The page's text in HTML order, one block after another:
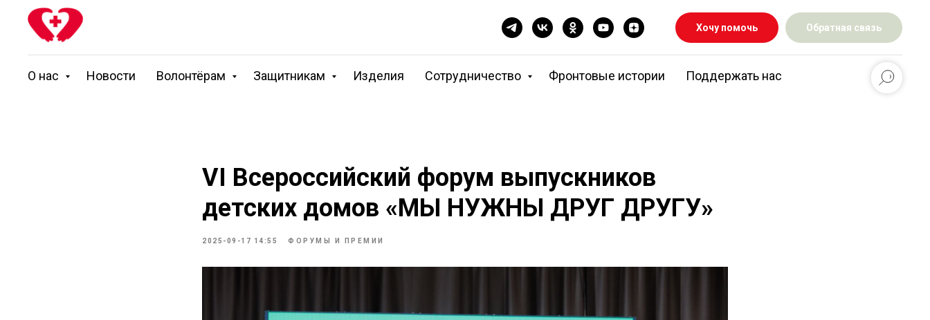
Хочу помочь Обратная связь
О нас Новости Волонтёрам Защитникам Изделия Сотрудничество Фронтовые истории Поддержать нас
VI Всероссийский форум выпускников
детских домов «МЫ НУЖНЫ ДРУГ ДРУГУ»
2025-09-17 14:55 ФОРУМЫ И ПРЕМИИ